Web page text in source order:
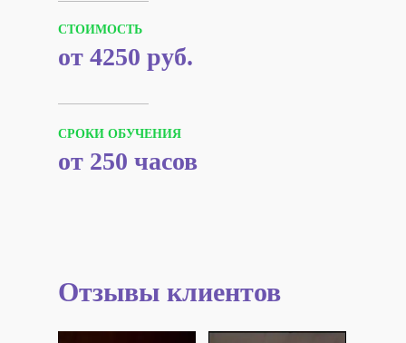
СРОКИ ОБУЧЕНИЯ
СТОИМОСТЬ
от 250 часов
от 4250 руб.
Отзывы клиентов